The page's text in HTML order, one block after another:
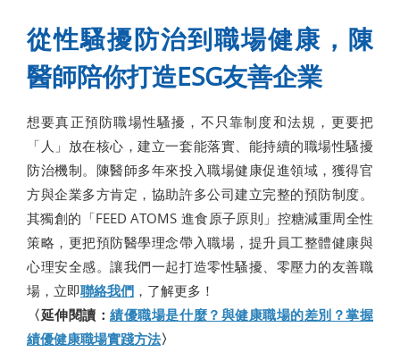
從性騷擾防治到職場健康，陳
醫師陪你打造ESG友善企業
想要真正預防職場性騷擾，不只靠制度和法規，更要把
「人」放在核心，建立一套能落實、能持續的職場性騷擾
防治機制。陳醫師多年來投入職場健康促進領域，獲得官
方與企業多方肯定，協助許多公司建立完整的預防制度。
其獨創的「FEED ATOMS 進食原子原則」控糖減重周全性
策略，更把預防醫學理念帶入職場，提升員工整體健康與
心理安全感。讓我們一起打造零性騷擾、零壓力的友善職
場，立即聯絡我們 ，了解更多！
〈延伸閱讀：績優職場是什麼？與健康職場的差別？掌握
績優健康職場實踐方法〉